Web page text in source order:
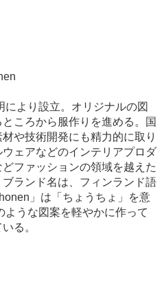
より設立。オリジナルの図
ころから服作りを進める。国
や技術開発にも精力的に取り
ェアなどのインテリアプロダ
ファッションの領域を越えた
ランド名は、フィンランド語
」は「ちょうちょ」を意
うな図案を軽やかに作って
る。